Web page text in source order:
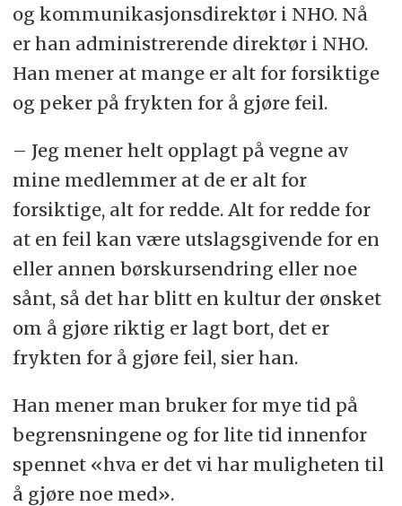
og kommunikasjonsdirektør i NHO. Nå
er han administrerende direktør i NHO.
Han mener at mange er alt for forsiktige
og peker på frykten for å gjøre feil.
– Jeg mener helt opplagt på vegne av
mine medlemmer at de er alt for
forsiktige, alt for redde. Alt for redde for
at en feil kan være utslagsgivende for en
eller annen børskursendring eller noe
sånt, så det har blitt en kultur der ønsket
om å gjøre riktig er lagt bort, det er
frykten for å gjøre feil, sier han.
Han mener man bruker for mye tid på
begrensningene og for lite tid innenfor
spennet «hva er det vi har muligheten til
å gjøre noe med».